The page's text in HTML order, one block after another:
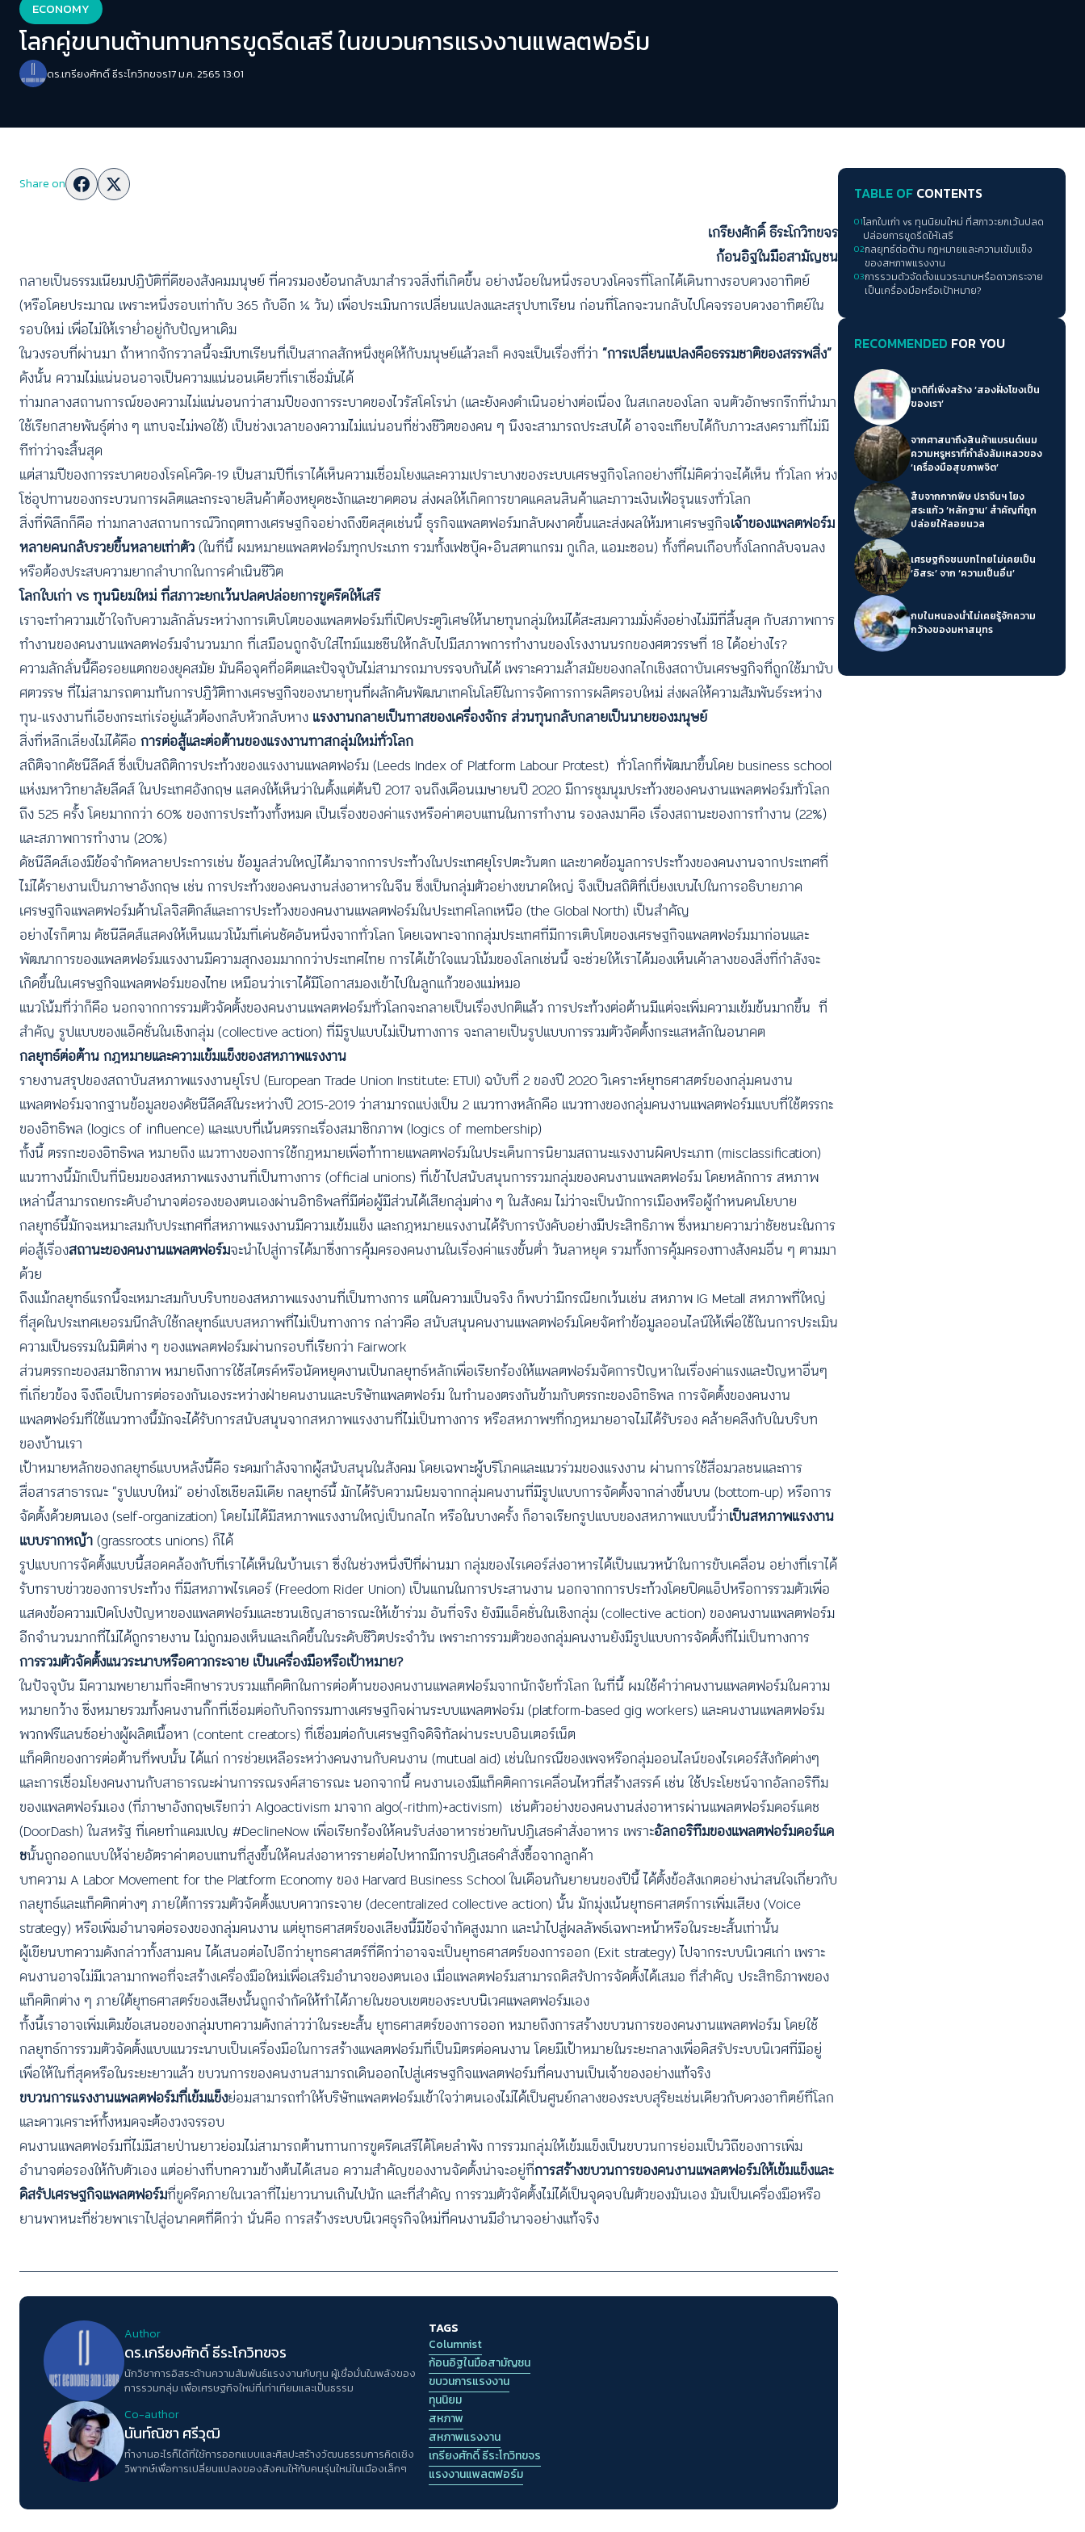
ECONOMY
โลกคู่ขนานต้านทานการขูดรีดเสรี ในขบวนการแรงงานแพลตฟอร์ม
ดร.เกรียงศักดิ์ ธีระโกวิทขจร17 ม.ค. 2565 13:01
Share on
เกรียงศักดิ์ ธีระโกวิทขจร
ก้อนอิฐในมือสามัญชน
กลายเป็นธรรมเนียมปฏิบัติที่ดีของสังคมมนุษย์ ที่ควรมองย้อนกลับมาสำรวจสิ่งที่เกิดขึ้น อย่างน้อยในหนึ่งรอบวงโคจรที่โลกได้เดินทางรอบดวงอาทิตย์
(หรือโดยประมาณ ​เพราะหนึ่งรอบเท่ากับ 365 กับอีก ¼ วัน) เพื่อประเมินการเปลี่ยนแปลงและสรุปบทเรียน ก่อนที่โลกจะวนกลับไปโคจรรอบดวงอาทิตย์ใน
รอบใหม่ เพื่อไม่ให้เราย่ำอยู่กับปัญหาเดิม
ในวงรอบที่ผ่านมา ถ้าหากจักรวาลนี้จะมีบทเรียนที่เป็นสากลสักหนึ่งชุดให้กับมนุษย์แล้วละก็ คงจะเป็นเรื่องที่ว่า “การเปลี่ยนแปลงคือธรรมชาติของสรรพสิ่ง”
ดังนั้น ความไม่แน่นอนอาจเป็นความแน่นอนเดียวที่เราเชื่อมั่นได้
ท่ามกลางสถานการณ์ของความไม่แน่นอนกว่าสามปีของการระบาดของไวรัสโคโรน่า (และยังคงดำเนินอย่างต่อเนื่อง ในสเกลของโลก จนตัวอักษรกรีกที่นำมา
ใช้เรียกสายพันธุ์ต่าง ๆ แทบจะไม่พอใช้) เป็นช่วงเวลาของความไม่แน่นอนที่ช่วงชีวิตของคน ๆ นึงจะสามารถประสบได้ อาจจะเทียบได้กับภาวะสงครามที่ไม่มี
ทีท่าว่าจะสิ้นสุด
แต่สามปีของการระบาดของโรคโควิด-19 เป็นสามปีที่เราได้เห็นความเชื่อมโยงและความเปราะบางของระบบเศรษฐกิจโลกอย่างที่ไม่คิดว่าจะได้เห็น ทั่วโลก ห่วง
โซ่อุปทานของกระบวนการผลิตและกระจายสินค้าต้องหยุดชะงักและขาดตอน ส่งผลให้เกิดการขาดแคลนสินค้าและภาวะเงินเฟ้อรุนแรงทั่วโลก
สิ่งที่พิลึกก็คือ ท่ามกลางสถานการณ์วิกฤตทางเศรษฐกิจอย่างถึงขีดสุดเช่นนี้ ธุรกิจแพลตฟอร์มกลับผงาดขึ้นและส่งผลให้มหาเศรษฐกิจเจ้าของแพลตฟอร์ม
หลายคนกลับรวยขึ้นหลายเท่าตัว(ในที่นี้ ผมหมายแพลตฟอร์มทุกประเภท รวมทั้งเฟซบุ๊ค+อินสตาแกรม กูเกิล, แอมะซอน) ทั้งที่คนเกือบทั้งโลกกลับจนลง
หรือต้องประสบความยากลำบากในการดำเนินชีวิต
โลกใบเก่า vs ทุนนิยมใหม่ ที่สภาวะยกเว้นปลดปล่อยการขูดรีดให้เสรี
เราจะทำความเข้าใจกับความลักลั่นระหว่างการเติบโตของแพลตฟอร์มที่เปิดประตูวิเศษให้นายทุนกลุ่มใหม่ได้สะสมความมั่งคั่งอย่างไม่มีที่สิ้นสุด กับสภาพการ
ทำงานของคนงานแพลตฟอร์มจำนวนมาก ที่เสมือนถูกจับใส่ไทม์แมชชีนให้กลับไปมีสภาพการทำงานของโรงงานนรกของศตวรรษที่ 18 ได้อย่างไร?
ความลักลั่นนี้คือรอยแตกของยุคสมัย มันคือจุดที่อดีตและปัจจุบันไม่สามารถมาบรรจบกันได้ เพราะความล้าสมัยของกลไกเชิงสถาบันเศรษฐกิจที่ถูกใช้มานับ
ศตวรรษ ที่ไม่สามารถตามทันการปฏิวัติทางเศรษฐกิจของนายทุนที่ผลักดันพัฒนาเทคโนโลยีในการจัดการการผลิตรอบใหม่ ส่งผลให้ความสัมพันธ์ระหว่าง
ทุน-แรงงานที่เอียงกระเท่เร่อยู่แล้วต้องกลับหัวกลับหาง แรงงานกลายเป็นทาสของเครื่องจักร ส่วนทุนกลับกลายเป็นนายของมนุษย์
สิ่งที่หลีกเลี่ยงไม่ได้คือ การต่อสู้และต่อต้านของแรงงานทาสกลุ่มใหม่ทั่วโลก
สถิติจากดัชนีลีดส์ ซี่งเป็นสถิติการประท้วงของแรงงานแพลตฟอร์ม (Leeds Index of Platform Labour Protest) ทั่วโลกที่พัฒนาขึ้นโดย business school
แห่งมหาวิทยาลัยลีดส์ ในประเทศอังกฤษ แสดงให้เห็นว่าในตั้งแต่ต้นปี 2017 จนถึงเดือนเมษายนปี 2020 มีการชุมนุมประท้วงของคนงานแพลตฟอร์มทั่วโลก
ถึง 525 ครั้ง โดยมากกว่า 60% ของการประท้วงทั้งหมด เป็นเรื่องของค่าแรงหรือค่าตอบแทนในการทำงาน รองลงมาคือ เรื่องสถานะของการทำงาน (22%)
และสภาพการทำงาน (20%)
ดัชนีลีดส์เองมีข้อจำกัดหลายประการเช่น ข้อมูลส่วนใหญ่ได้มาจากการประท้วงในประเทศยุโรปตะวันตก และขาดข้อมูลการประท้วงของคนงานจากประเทศที่
ไม่ได้รายงานเป็นภาษาอังกฤษ เช่น การประท้วงของคนงานส่งอาหารในจีน ซึ่งเป็นกลุ่มตัวอย่างขนาดใหญ่ จึงเป็นสถิติที่เบี่ยงเบนไปในการอธิบายภาค
เศรษฐกิจแพลตฟอร์มด้านโลจิสติกส์และการประท้วงของคนงานแพลตฟอร์มในประเทศโลกเหนือ (the Global North) เป็นสำคัญ
อย่างไรก็ตาม ดัชนีลีดส์แสดงให้เห็นแนวโน้มที่เด่นชัดอันหนึ่งจากทั่วโลก โดยเฉพาะจากกลุ่มประเทศที่มีการเติบโตของเศรษฐกิจแพลตฟอร์มมาก่อนและ
พัฒนาการของแพลตฟอร์มแรงงานมีความสุกงอมมากกว่าประเทศไทย การได้เข้าใจแนวโน้มของโลกเช่นนี้ จะช่วยให้เราได้มองเห็นเค้าลางของสิ่งที่กำลังจะ
เกิดขึ้นในเศรษฐกิจแพลตฟอร์มของไทย เหมือนว่าเราได้มีโอกาสมองเข้าไปในลูกแก้วของแม่หมอ
แนวโน้มที่ว่าก็คือ นอกจากการรวมตัวจัดตั้งของคนงานแพลตฟอร์มทั่วโลกจะกลายเป็นเรื่องปกติแล้ว การประท้วงต่อต้านมีแต่จะเพิ่มความเข้มข้นมากขึ้น ที่
สำคัญ รูปแบบของแอ็คชั่นในเชิงกลุ่ม (collective action) ที่มีรูปแบบไม่เป็นทางการ จะกลายเป็นรูปแบบการรวมตัวจัดตั้งกระแสหลักในอนาคต
กลยุทธ์ต่อต้าน กฎหมายและความเข้มแข็งของสหภาพแรงงาน
รายงานสรุปของสถาบันสหภาพแรงงานยุโรป (European Trade Union Institute: ETUI) ฉบับที่ 2 ของปี 2020 วิเคราะห์ยุทธศาสตร์ของกลุ่มคนงาน
แพลตฟอร์มจากฐานข้อมูลของดัชนีลีดส์ในระหว่างปี 2015-2019 ว่าสามารถแบ่งเป็น 2 แนวทางหลักคือ แนวทางของกลุ่มคนงานแพลตฟอร์มแบบที่ใช้ตรรกะ
ของอิทธิพล (logics of influence) และแบบที่เน้นตรรกะเรื่องสมาชิกภาพ (logics of membership)
ทั้งนี้ ตรรกะของอิทธิพล หมายถึง แนวทางของการใช้กฎหมายเพื่อท้าทายแพลตฟอร์มในประเด็นการนิยามสถานะแรงงานผิดประเภท (misclassification)
แนวทางนี้มักเป็นที่นิยมของสหภาพแรงงานที่เป็นทางการ (official unions) ที่เข้าไปสนับสนุนการรวมกลุ่มของคนงานแพลตฟอร์ม โดยหลักการ สหภาพ
เหล่านี้สามารถยกระดับอำนาจต่อรองของตนเองผ่านอิทธิพลที่มีต่อผู้มีส่วนได้เสียกลุ่มต่าง ๆ ในสังคม ไม่ว่าจะเป็นนักการเมืองหรือผู้กำหนดนโยบาย
กลยุทธ์นี้มักจะเหมาะสมกับประเทศที่สหภาพแรงงานมีความเข้มแข็ง และกฎหมายแรงงานได้รับการบังคับอย่างมีประสิทธิภาพ ซึ่งหมายความว่าชัยชนะในการ
ต่อสู้เรื่องสถานะของคนงานแพลตฟอร์มจะนำไปสู่การได้มาซึ่งการคุ้มครองคนงานในเรื่องค่าแรงขั้นต่ำ วันลาหยุด รวมทั้งการคุ้มครองทางสังคมอื่น ๆ ตามมา
ด้วย
ถึงแม้กลยุทธ์แรกนี้จะเหมาะสมกับบริบทของสหภาพแรงงานที่เป็นทางการ แต่ในความเป็นจริง ก็พบว่ามีกรณียกเว้นเช่น สหภาพ IG Metall สหภาพที่ใหญ่
ที่สุดในประเทศเยอรมนีกลับใช้กลยุทธ์แบบสหภาพที่ไม่เป็นทางการ กล่าวคือ สนับสนุนคนงานแพลตฟอร์มโดยจัดทำข้อมูลออนไลน์ให้เพื่อใช้ในนการประเมิน
ความเป็นธรรมในมิติต่าง ๆ ของแพลตฟอร์มผ่านกรอบที่เรียกว่า Fairwork
ส่วนตรรกะของสมาชิกภาพ หมายถึงการใช้สไตรค์หรือนัดหยุดงานเป็นกลยุทธ์หลักเพื่อเรียกร้องให้แพลตฟอร์มจัดการปัญหาในเรื่องค่าแรงและปัญหาอื่นๆ
ที่เกี่ยวข้อง จึงถือเป็นการต่อรองกันเองระหว่างฝ่ายคนงานและบริษัทแพลตฟอร์ม ในทำนองตรงกันข้ามกับตรรกะของอิทธิพล การจัดตั้งของคนงาน
แพลตฟอร์มที่ใช้แนวทางนี้มักจะได้รับการสนับสนุนจากสหภาพแรงงานที่ไม่เป็นทางการ หรือสหภาพฯ​ที่กฎหมายอาจไม่ได้รับรอง คล้ายคลีงกับในบริบท
ของบ้านเรา
เป้าหมายหลักของกลยุทธ์แบบหลังนี้คือ ระดมกำลังจากผู้สนับสนุนในสังคม โดยเฉพาะผู้บริโภคและแนวร่วมของแรงงาน ผ่านการใช้สื่อมวลชนและการ
สื่อสารสาธารณะ “รูปแบบใหม่” อย่างโซเชียลมีเดีย กลยุทธ์นี้ มักได้รับความนิยมจากกลุ่มคนงานที่มีรูปแบบการจัดตั้งจากล่างขึ้นบน (bottom-up) หรือการ
จัดตั้งด้วยตนเอง (self-organization) โดยไม่ได้มีสหภาพแรงงานใหญ่เป็นกลไก หรือในบางครั้ง ก็อาจเรียกรูปแบบของสหภาพแบบนี้ว่าเป็นสหภาพแรงงาน
แบบรากหญ้า(grassroots unions) ก็ได้
รูปแบบการจัดตั้งแบบนี้สอดคล้องกับที่เราได้เห็นในบ้านเรา ซึ่งในช่วงหนึ่งปีที่ผ่านมา กลุ่มของไรเดอร์ส่งอาหารได้เป็นแนวหน้าในการขับเคลื่อน อย่างที่เราได้
รับทราบข่าวของการประท้วง ที่มีสหภาพไรเดอร์ (Freedom Rider Union) เป็นแกนในการประสานงาน นอกจากการประท้วงโดยปิดแอ็ปหรือการรวมตัวเพื่อ
แสดงข้อความเปิดโปงปัญหาของแพลตฟอร์มและชวนเชิญสาธารณะให้เข้าร่วม อันที่จริง ยังมีแอ็คชั่นในเชิงกลุ่ม (collective action) ของคนงานแพลตฟอร์ม
อีกจำนวนมากที่ไม่ได้ถูกรายงาน ไม่ถูกมองเห็นและเกิดขึ้นในระดับชีวิตประจำวัน เพราะการรวมตัวของกลุ่มคนงานยังมีรูปแบบการจัดตั้งที่ไม่เป็นทางการ
การรวมตัวจัดตั้งแนวระนาบหรือดาวกระจาย เป็นเครื่องมือหรือเป้าหมาย?
ในปัจจุบัน มีความพยายามที่จะศึกษารวบรวมแท็คติกในการต่อต้านของคนงานแพลตฟอร์มจากนักจัยทั่วโลก ในที่นี้ ผมใช้คำว่าคนงานแพลตฟอร์มในความ
หมายกว้าง ซึ่งหมายรวมทั้งคนงานกิ๊กที่เชื่อมต่อกับกิจกรรมทางเศรษฐกิจผ่านระบบแพลตฟอร์ม (platform-based gig workers) และคนงานแพลตฟอร์ม
พวกฟรีแลนซ์อย่างผู้ผลิตเนื้อหา (content creators) ที่เชื่อมต่อกับเศรษฐกิจดิจิทัลผ่านระบบอินเตอร์เน็ต
แท็คติกของการต่อต้านที่พบนั้น ได้แก่ การช่วยเหลือระหว่างคนงานกับคนงาน (mutual aid) เช่นในกรณีของเพจหรือกลุ่มออนไลน์ของไรเดอร์สังกัดต่างๆ
และการเชื่อมโยงคนงานกับสาธารณะผ่านการรณรงค์สาธารณะ นอกจากนี้ คนงานเองมีแท็คติคการเคลื่อนไหวที่สร้างสรรค์ เช่น ใช้ประโยชน์จากอัลกอริทึม
ของแพลตฟอร์มเอง (ที่ภาษาอังกฤษเรียกว่า Algoactivism มาจาก algo(-rithm)+activism) เช่นตัวอย่างของคนงานส่งอาหารผ่านแพลตฟอร์มดอร์แดช
(DoorDash) ในสหรัฐ ที่เคยทำแคมเปญ #DeclineNow เพื่อเรียกร้องให้คนรับส่งอาหารช่วยกันปฏิเสธคำสั่งอาหาร เพราะอัลกอริทึมของแพลตฟอร์มดอร์แด
ชนั้นถูกออกแบบให้จ่ายอัตราค่าตอบแทนที่สูงขึ้นให้คนส่งอาหารรายต่อไปหากมีการปฏิเสธคำสั่งซื้อจากลูกค้า
บทความ A Labor Movement for the Platform Economy ของ Harvard Business School ในเดือนกันยายนของปีนี้ ได้ตั้งข้อสังเกตอย่างน่าสนใจเกี่ยวกับ
กลยุทธ์และแท็คติกต่างๆ ภายใต้การรวมตัวจัดตั้งแบบดาวกระจาย (decentralized collective action) นั้น มักมุ่งเน้นยุทธศาสตร์การเพิ่มเสียง (Voice
strategy) หรือเพิ่มอำนาจต่อรองของกลุ่มคนงาน แต่ยุทธศาสตร์ของเสียงนี้มีข้อจำกัดสูงมาก และนำไปสู่ผลลัพธ์เฉพาะหน้าหรือในระยะสั้นเท่านั้น
ผู้เขียนบทความดังกล่าวทั้งสามคน ได้เสนอต่อไปอีกว่ายุทธศาสตร์ที่ดีกว่าอาจจะเป็นยุทธศาสตร์ของการออก (Exit strategy) ไปจากระบบนิเวศเก่า เพราะ
คนงานอาจไม่มีเวลามากพอที่จะสร้างเครื่องมือใหม่เพื่อเสริมอำนาจของตนเอง เมื่อแพลตฟอร์มสามารถดิสรัปการจัดตั้งได้เสมอ ที่สำคัญ ประสิทธิภาพของ
แท็คติกต่าง ๆ ภายใต้ยุทธศาสตร์ของเสียงนั้นถูกจำกัดให้ทำได้ภายในขอบเขตของระบบนิเวศแพลตฟอร์มเอง
ทั้งนี้เราอาจเพิ่มเติมข้อเสนอของกลุ่มบทความดังกล่าวว่าในระยะสั้น ยุทธศาสตร์ของการออก หมายถึงการสร้างขบวนการของคนงานแพลตฟอร์ม โดยใช้
กลยุทธ์การรวมตัวจัดตั้งแบบแนวระนาบเป็นเครื่องมือในการสร้างแพลตฟอร์มที่เป็นมิตรต่อคนงาน โดยมีเป้าหมายในระยะกลางเพื่อดิสรัประบบนิเวศที่มีอยู่
เพื่อให้ในที่สุดหรือในระยะยาวแล้ว ขบวนการของคนงานสามารถเดินออกไปสู่เศรษฐกิจแพลตฟอร์มที่คนงานเป็นเจ้าของอย่างแท้จริง
ขบวนการแรงงานแพลตฟอร์มที่เข้มแข็งย่อมสามารถทำให้บริษัทแพลตฟอร์มเข้าใจว่าตนเองไม่ได้เป็นศูนย์กลางของระบบสุริยะเช่นเดียวกับดวงอาทิตย์ที่โลก
และดาวเคราะห์ทั้งหมดจะต้องวงจรรอบ
คนงานแพลตฟอร์มที่ไม่มีสายป่านยาวย่อมไม่สามารถต้านทานการขูดรีดเสรีได้โดยลำพัง การรวมกลุ่มให้เข้มแข็งเป็นขบวนการย่อมเป็นวิถีของการเพิ่ม
อำนาจต่อรองให้กับตัวเอง แต่อย่างที่บทความข้างต้นได้เสนอ ความสำคัญของงานจัดตั้งน่าจะอยู่ที่การสร้างขบวนการของคนงานแพลตฟอร์มให้เข้มแข็งและ
ดิสรัปเศรษฐกิจแพลตฟอร์มที่ขูดรีดภายในเวลาที่ไม่ยาวนานเกินไปนัก และที่สำคัญ การรวมตัวจัดตั้งไม่ได้เป็นจุดจบในตัวของมันเอง มันเป็นเครื่องมือหรือ
ยานพาหนะที่ช่วยพาเราไปสู่อนาคตที่ดีกว่า นั่นคือ การสร้างระบบนิเวศธุรกิจใหม่ที่คนงานมีอำนาจอย่างแท้จริง
Author
ดร.เกรียงศักดิ์ ธีระโกวิทขจร
นักวิชาการอิสระด้านความสัมพันธ์แรงงานกับทุน ผู้เชื่อมั่นในพลังของ
การรวมกลุ่ม เพื่อเศรษฐกิจใหม่ที่เท่าเทียมและเป็นธรรม
Co-author
นันท์ณิชา ศรีวุฒิ
ทำงานอะไรก็ได้ที่ใช้การออกแบบและศิลปะสร้างวัฒนธรรมการคิดเชิง
วิพากษ์เพื่อการเปลี่ยนแปลงของสังคมให้กับคนรุ่นใหม่ในเมืองเล็กๆ
TAGS
Columnist
ก้อนอิฐในมือสามัญชน
ขบวนการแรงงาน
ทุนนิยม
สหภาพ
สหภาพแรงงาน
เกรียงศักดิ์ ธีระโกวิทขจร
แรงงานแพลตฟอร์ม
TABLE OF CONTENTS
01โลกใบเก่า vs ทุนนิยมใหม่ ที่สภาวะยกเว้นปลด
ปล่อยการขูดรีดให้เสรี
02กลยุทธ์ต่อต้าน กฎหมายและความเข้มแข็ง
ของสหภาพแรงงาน
03การรวมตัวจัดตั้งแนวระนาบหรือดาวกระจาย
เป็นเครื่องมือหรือเป้าหมาย?
RECOMMENDED FOR YOU
ชาติที่เพิ่งสร้าง ‘สองฝั่งโขงเป็น
ของเรา’
จากศาสนาถึงสินค้าแบรนด์เนม
ความหรูหราที่กำลังล้มเหลวของ
‘เครื่องมือสุขภาพจิต’
สืบจากกากพิษ ปราจีนฯ โยง
สระแก้ว ‘หลักฐาน’ สำคัญที่ถูก
ปล่อยให้ลอยนวล
เศรษฐกิจชนบทไทยไม่เคยเป็น
‘อิสระ’ จาก ‘ความเป็นอื่น’
กบในหนองน้ำไม่เคยรู้จักความ
กว้างของมหาสมุทร
A-